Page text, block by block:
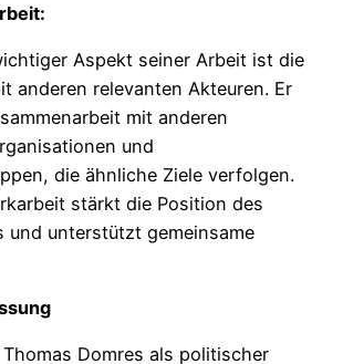
Aspekt seiner Arbeit ist die
anderen relevanten Akteuren. Er
mit anderen
und
die ähnliche Ziele verfolgen.
stärkt die Position des
und unterstützt gemeinsame
Domres als politischer